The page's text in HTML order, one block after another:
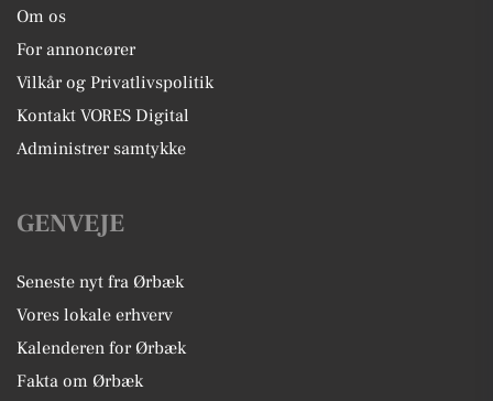
Om os
For annoncører
Vilkår og Privatlivspolitik
Kontakt VORES Digital
Administrer samtykke
GENVEJE
Seneste nyt fra Ørbæk
Vores lokale erhverv
Kalenderen for Ørbæk
Fakta om Ørbæk